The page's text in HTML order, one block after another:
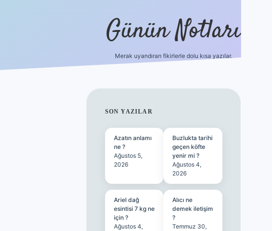
Günün Notları
Merak uyandıran fikirlerle dolu kısa yazılar.
SIDEBAR
SON YAZILAR
Azatın anlamı
ne ?
Ağustos 5,
2026
Buzlukta tarihi
geçen köfte
yenir mi ?
Ağustos 4,
2026
Ariel dağ
esintisi 7 kg ne
için ?
Ağustos 4,
Alıcı ne
demek iletişim
?
Temmuz 30,
https://